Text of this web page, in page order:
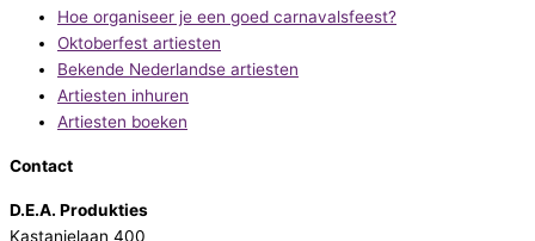
Hoe organiseer je een goed carnavalsfeest?
Oktoberfest artiesten
Bekende Nederlandse artiesten
Artiesten inhuren
Artiesten boeken
Contact
D.E.A. Produkties
Kastanjelaan 400